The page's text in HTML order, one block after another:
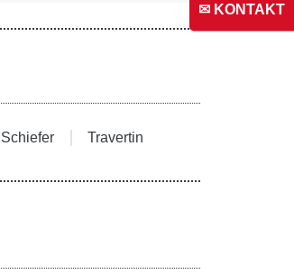
Schiefer Travertin
✉ KONTAKT